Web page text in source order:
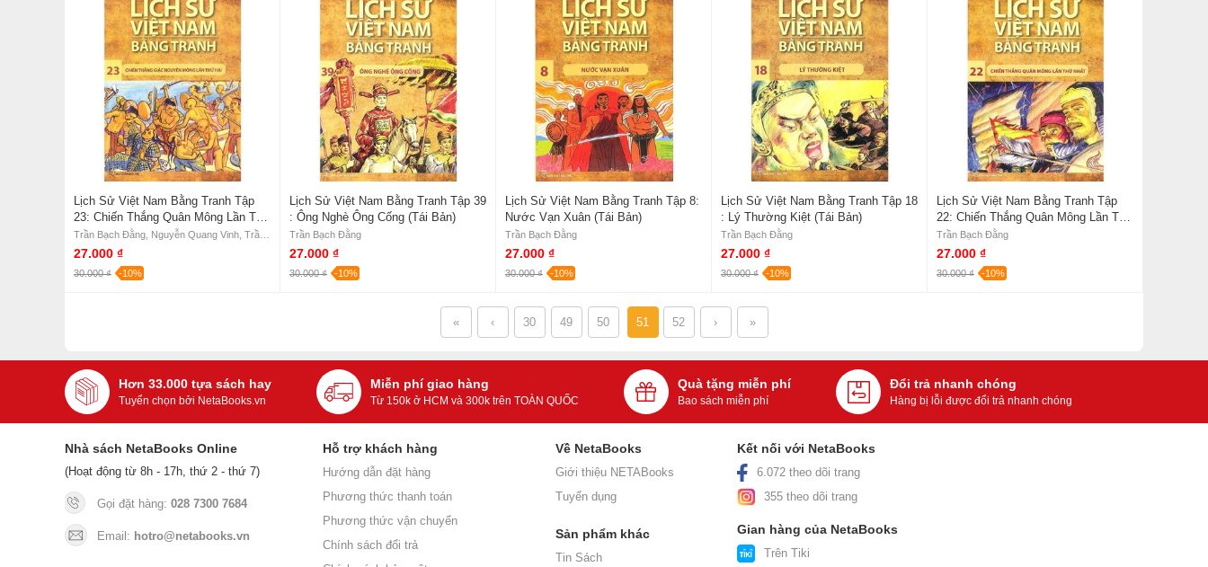
Lịch Sử Việt Nam Bằng Tranh Tập
23: Chiến Thắng Quân Mông Lần Thứ
Hai (Tái Bản)
27.000 ₫
30.000 ₫ -10%
Lịch Sử Việt Nam Bằng Tranh Tập 39
: Ông Nghè Ông Cống (Tái Bản)
Trần Bạch Đằng
27.000 ₫
30.000 ₫ -10%
Lịch Sử Việt Nam Bằng Tranh Tập 8:
Nước Vạn Xuân (Tái Bản)
Trần Bạch Đằng
27.000 ₫
30.000 ₫ -10%
Lịch Sử Việt Nam Bằng Tranh Tập 18
: Lý Thường Kiệt (Tái Bản)
Trần Bạch Đằng
27.000 ₫
30.000 ₫ -10%
Lịch Sử Việt Nam Bằng Tranh Tập
22: Chiến Thắng Quân Mông Lần Thứ
Nhất (Tái Bản)
Trần Bạch Đằng
27.000 ₫
30.000 ₫ -10%
« ‹ 30 49 50 51 52 › »
Hơn 33.000 tựa sách hay
Tuyển chọn bởi NetaBooks.vn
Miễn phí giao hàng
Từ 150k ở HCM và 300k trên TOÀN QUỐC
Quà tặng miễn phí
Bao sách miễn phí
Đổi trả nhanh chóng
Hàng bị lỗi được đổi trả nhanh chóng
Nhà sách NetaBooks Online
(Hoạt động từ 8h - 17h, thứ 2 - thứ 7)
Gọi đặt hàng: 028 7300 7684
Email: hotro@netabooks.vn
Hỗ trợ khách hàng
Hướng dẫn đặt hàng
Phương thức thanh toán
Phương thức vận chuyển
Chính sách đổi trả
Về NetaBooks
Giới thiệu NETABooks
Tuyển dụng
Sản phẩm khác
Tin Sách
Kết nối với NetaBooks
6.072 theo dõi trang
355 theo dõi trang
Gian hàng của NetaBooks
Trên Tiki